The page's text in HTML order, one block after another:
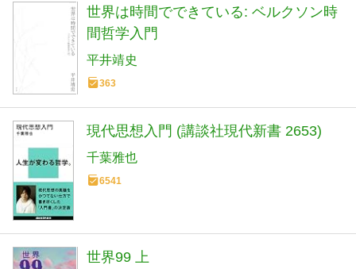
世界は時間でできている: ベルクソン時
間哲学入門
平井靖史
363
現代思想入門 (講談社現代新書 2653)
千葉雅也
6541
世界99 上